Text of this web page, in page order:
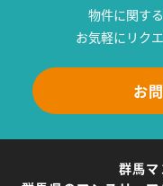
物件に関す
お気軽にリク
お
群馬